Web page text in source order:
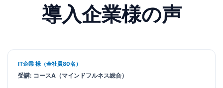
導入企業様の声
IT企業 様（全社員80名）
受講: コースA（マインドフルネス総合）